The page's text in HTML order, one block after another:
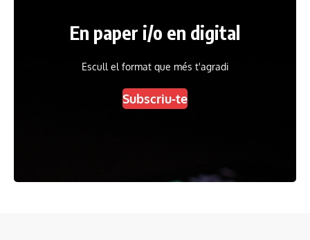
En paper i/o en digital
Escull el format que més t'agradi
Subscriu-te